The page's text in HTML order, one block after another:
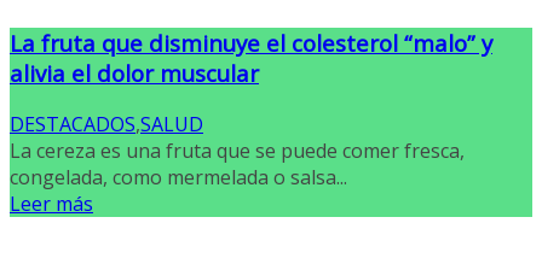
La fruta que disminuye el colesterol “malo” y
alivia el dolor muscular
DESTACADOS,SALUD
La cereza es una fruta que se puede comer fresca,
congelada, como mermelada o salsa...
Leer más